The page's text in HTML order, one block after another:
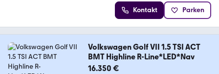
Kontakt Parken
Volkswagen Golf VII 1.5 TSI ACT
BMT Highline R-Line*LED*Nav
16.350 €